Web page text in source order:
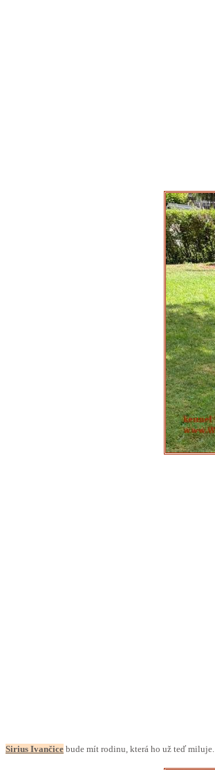
Sirius Ivančice bude mít rodinu, která ho už teď miluje.